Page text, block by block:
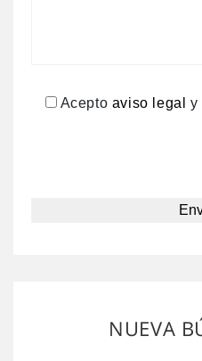
Acepto aviso legal y
NUEVA